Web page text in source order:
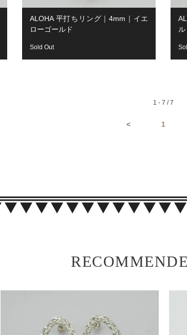
ALOHA 平打ちリング｜4mm｜イエ
ローゴールド
Sold Out
ル
1 - 7 / 7
< 1